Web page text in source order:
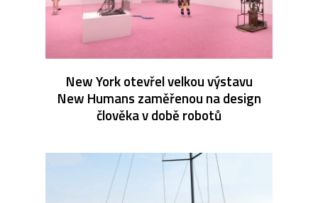
New York otevřel velkou výstavu
New Humans zaměřenou na design
člověka v době robotů